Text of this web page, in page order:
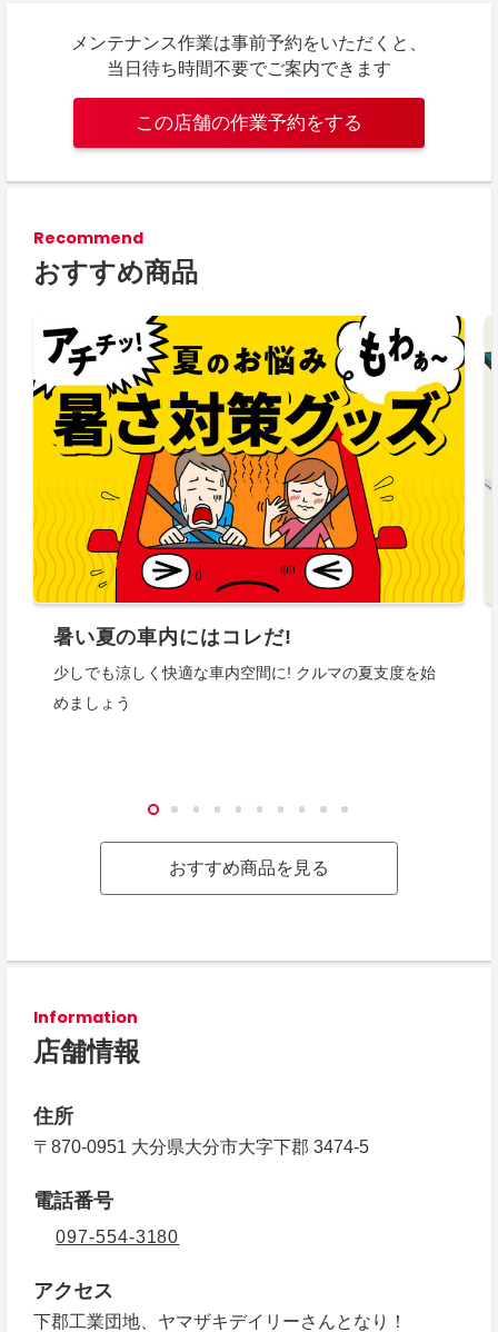
メンテナンス作業は事前予約をいただくと、
当日待ち時間不要でご案内できます
この店舗の作業予約をする
Recommend
おすすめ商品
暑い夏の車内にはコレだ!
少しでも涼しく快適な車内空間に! クルマの夏支度を始
めましょう
おすすめ商品を見る
Information
店舗情報
住所
〒870-0951 大分県大分市大字下郡 3474-5
電話番号
097-554-3180
アクセス
下郡工業団地、ヤマザキデイリーさんとなり！